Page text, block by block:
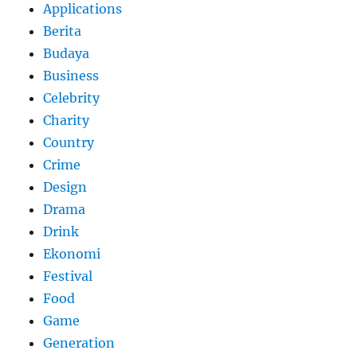
Applications
Berita
Budaya
Business
Celebrity
Charity
Country
Crime
Design
Drama
Drink
Ekonomi
Festival
Food
Game
Generation